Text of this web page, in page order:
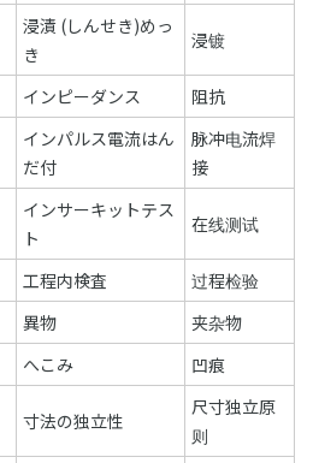
浸漬 (しんせき)めっ
き
浸镀
インピーダンス
阻抗
インパルス電流はん
だ付
脉冲电流焊
接
インサーキットテス
ト
在线测试
工程内検査
过程检验
異物
夹杂物
へこみ 凹痕
寸法の独立性
尺寸独立原
则